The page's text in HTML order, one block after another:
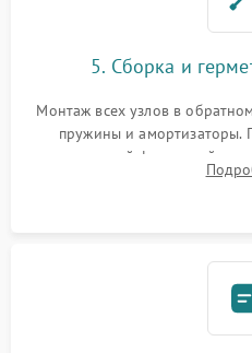
5. Сборка и
Монтаж всех узлов в
пружины и амортизаторы.
надежной фиксацией
герметиком для